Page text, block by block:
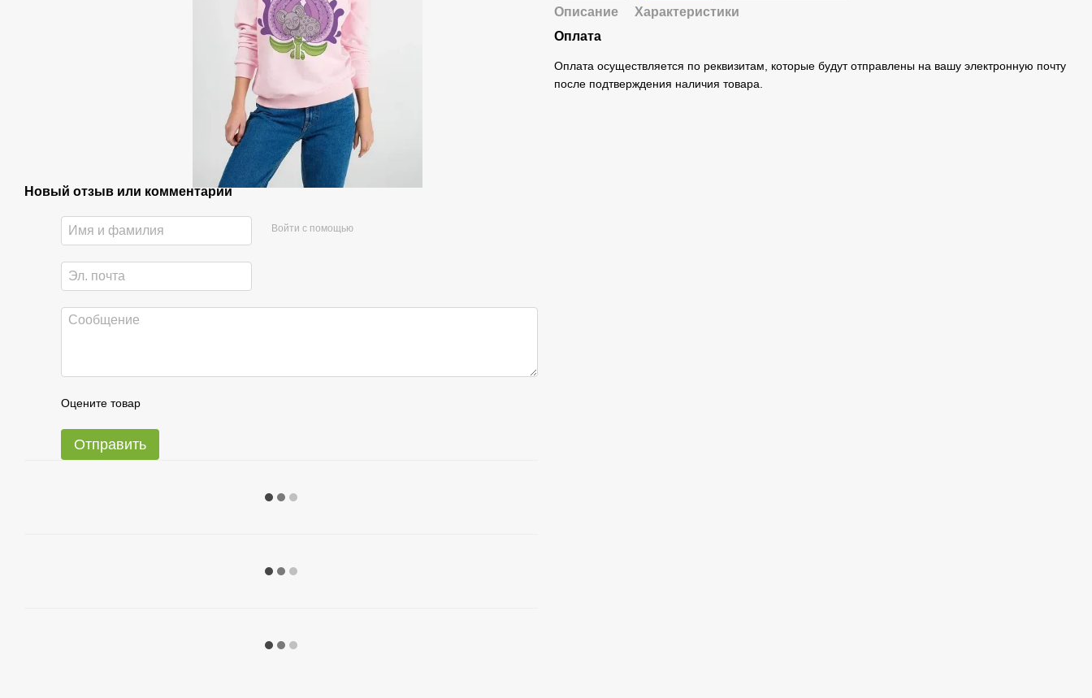
Новый отзыв или комментарий
Войти с помощью
Оцените товар
Отправить
Описание
Характеристики
Оплата
Оплата осуществляется по реквизитам, которые будут отправлены на вашу электронную почту
после подтверждения наличия товара.